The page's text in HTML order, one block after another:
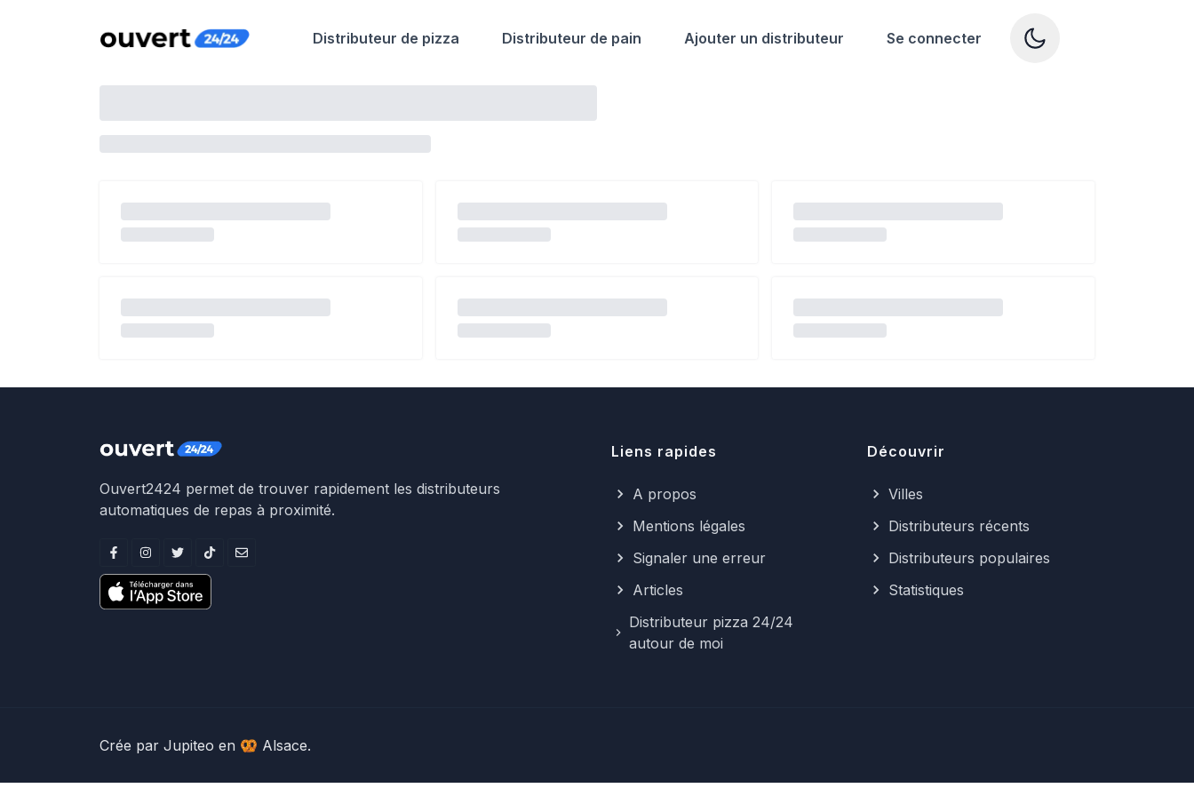
Distributeur de pizza Distributeur de pain Ajouter un distributeur Se connecter
Ouvert2424 permet de trouver rapidement les distributeurs
automatiques de repas à proximité.
Liens rapides
A propos
Mentions légales
Signaler une erreur
Articles
Distributeur pizza 24/24
autour de moi
Découvrir
Villes
Distributeurs récents
Distributeurs populaires
Statistiques
Crée par Jupiteo en 🥨 Alsace.